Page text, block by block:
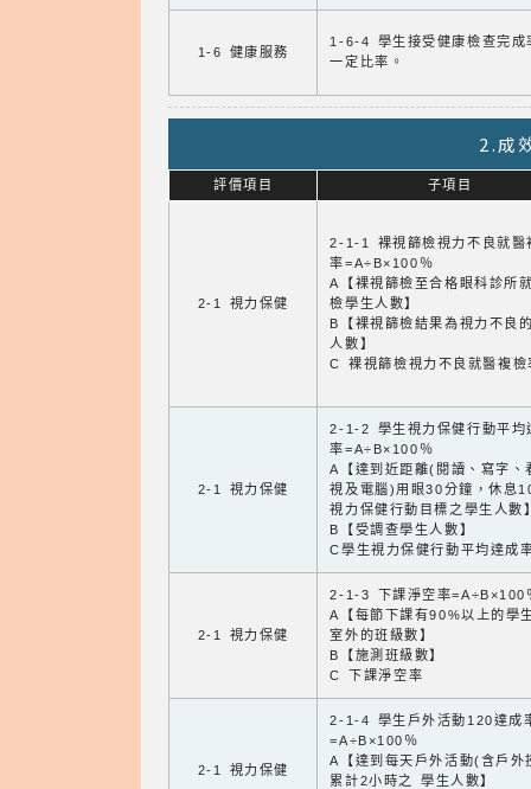
1-6 健康服務
1-6-4 學生接受健康檢查完成
一定比率。
2.成
評價項目 子項目
2-1 視力保健
2-1-1 裸視篩檢視力不良就醫
率=A÷B×100％
A【裸視篩檢至合格眼科診所
檢學生人數】
B【裸視篩檢結果為視力不良
人數】
C 裸視篩檢視力不良就醫複檢
2-1 視力保健
2-1-2 學生視力保健行動平均
率=A÷B×100％
A【達到近距離(閱讀、寫字、
視及電腦)用眼30分鐘，休息
視力保健行動目標之學生人數
B【受調查學生人數】
C學生視力保健行動平均達成
2-1 視力保健
2-1-3 下課淨空率=A÷B×100
A【每節下課有90%以上的學
室外的班級數】
B【施測班級數】
C 下課淨空率
2-1 視力保健
2-1-4 學生戶外活動120達成
=A÷B×100％
A【達到每天戶外活動(含戶外
累計2小時之 學生人數】